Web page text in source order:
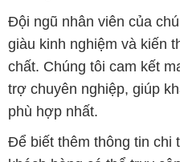
phù hợp nhất.
Để biết thêm thông tin chi
khách hàng có thể truy
tôi tại địa chỉ
muốn được phục vụ và
dài, hợp tác cùng phát